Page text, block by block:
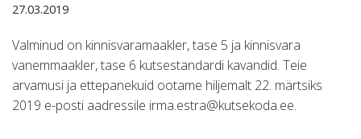
27.03.2019
Valminud on kinnisvaramaakler, tase 5 ja kinnisvara
vanemmaakler, tase 6 kutsestandardi kavandid. Teie
arvamusi ja ettepanekuid ootame hiljemalt 22. märtsiks
2019 e-posti aadressile irma.estra@kutsekoda.ee.